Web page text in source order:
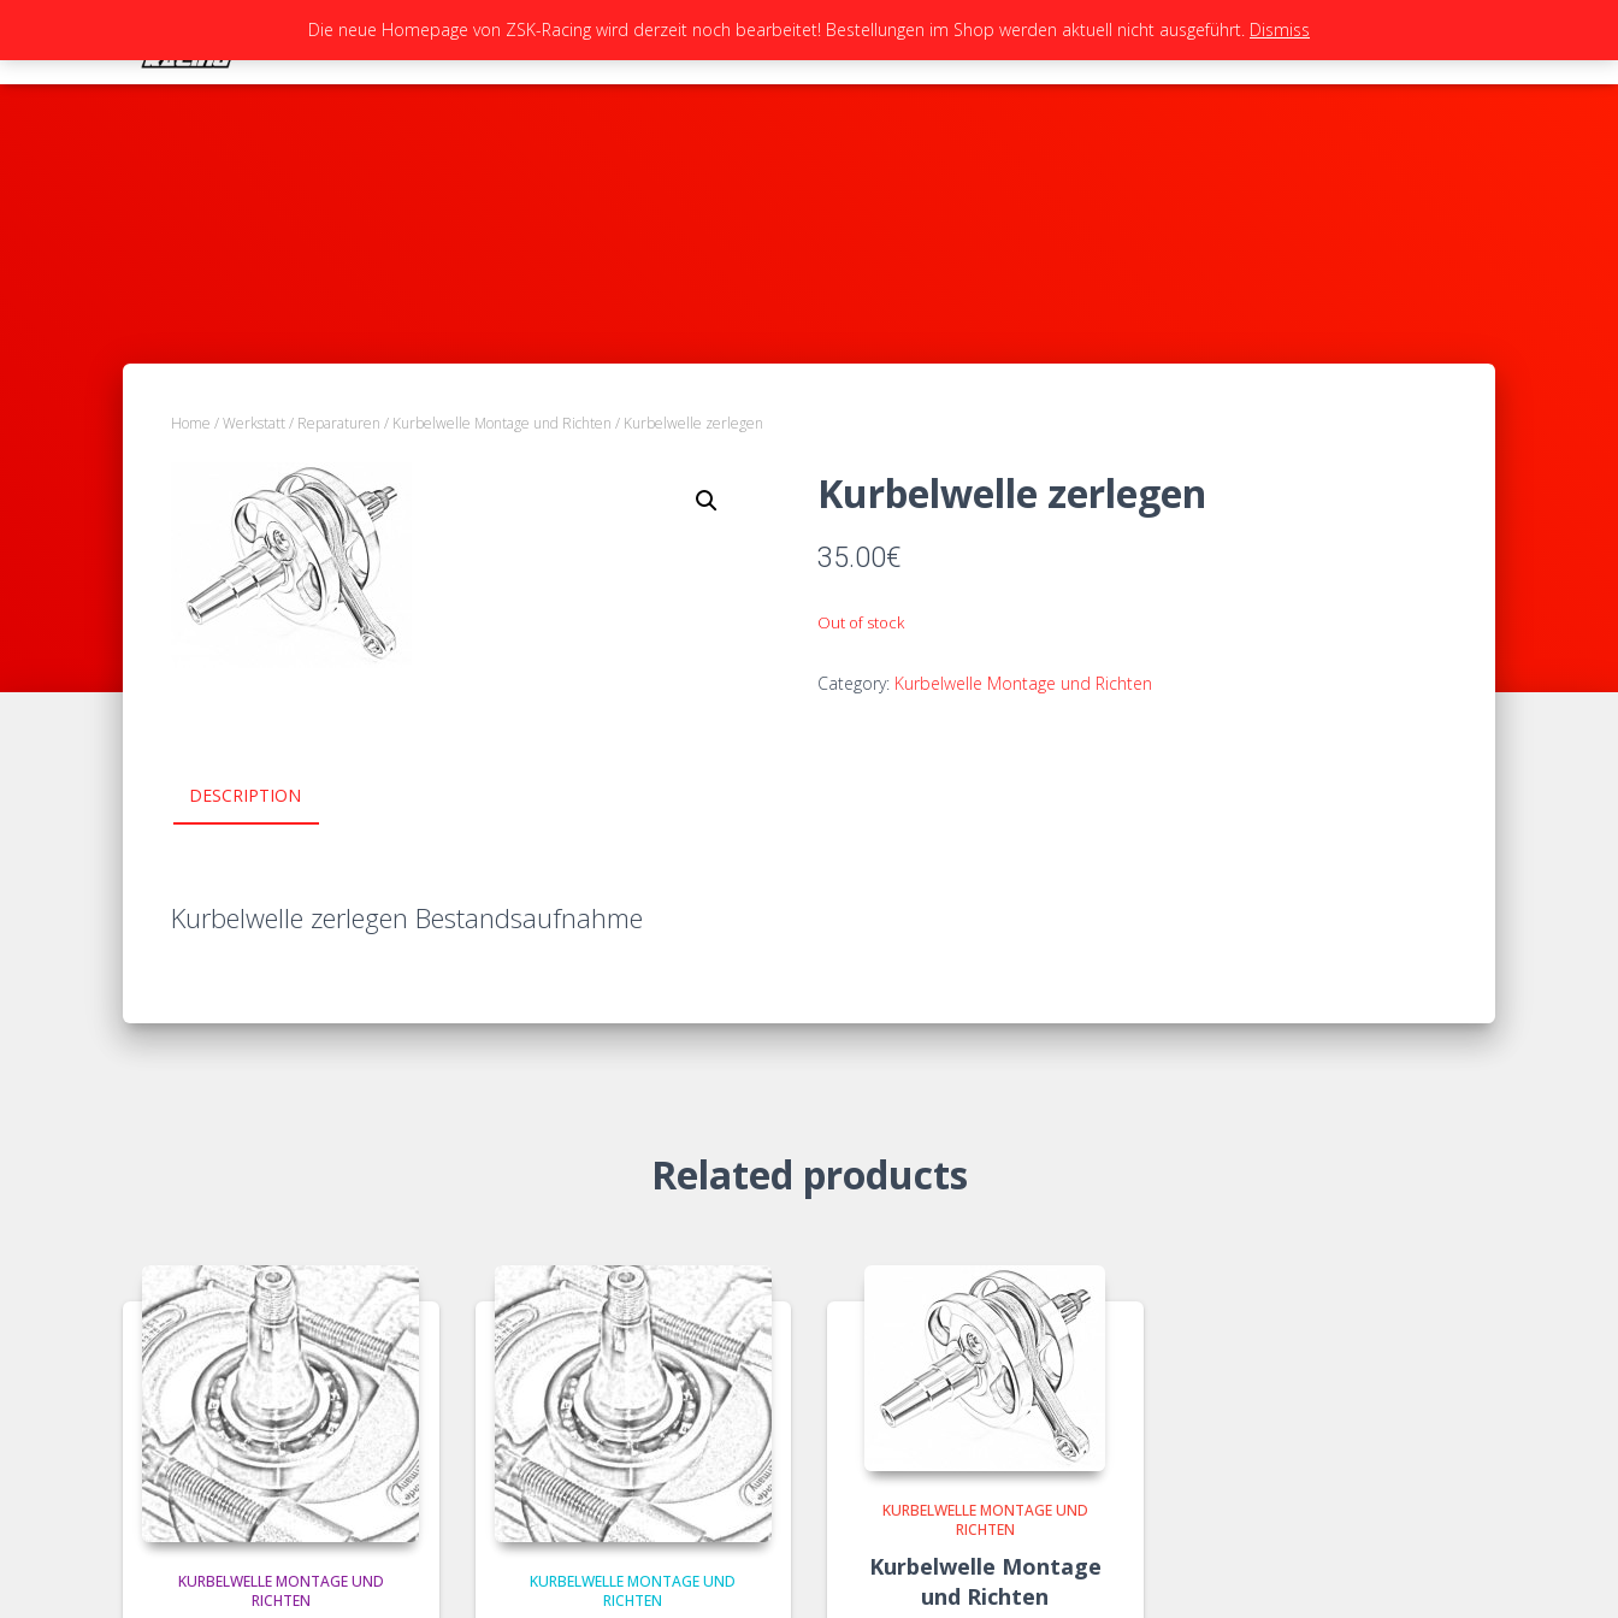
STARTSEITE NEUIGKEITEN GALERIE TEAM TUNING BIKES
Home /Werkstatt/ Reparaturen / Kurbelwelle Montage und Richten / Kurbelwelle zerlegen
Kurbelwelle zerlegen
35.00€
Out of stock
Category: Kurbelwelle Montage und Richten
DESCRIPTION
Kurbelwelle zerlegen Bestandsaufnahme
Related products
KURBELWELLE MONTAGE UND
RICHTEN
KURBELWELLE MONTAGE UND
RICHTEN
KURBELWELLE MONTAGE UND
RICHTEN
Kurbelwelle Montage
und Richten
Die neue Homepage von ZSK-Racing wird derzeit noch bearbeitet! Bestellungen im Shop werden aktuell nicht ausgeführt. Dismiss